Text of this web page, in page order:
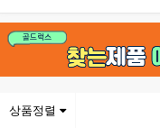
상품정렬